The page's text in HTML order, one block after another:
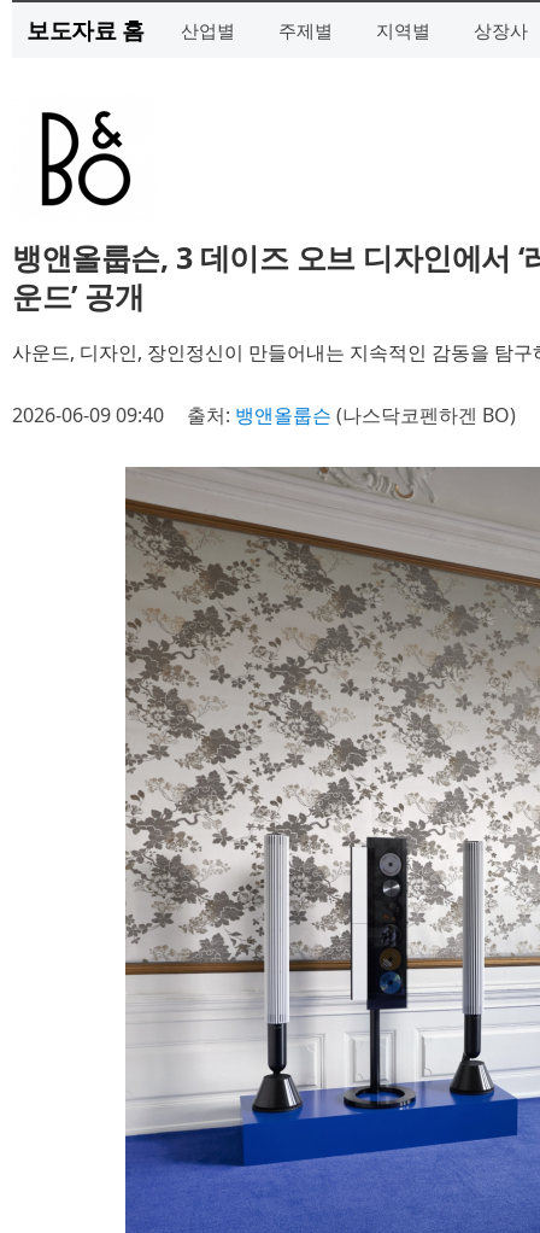
보도자료 홈 산업별 주제별 지역별 상장사
뱅앤올룹슨, 3 데이즈 오브 디자인에서
운드’ 공개
사운드, 디자인, 장인정신이 만들어내는 지속적인 감동을 탐
2026-06-09 09:40 출처: 뱅앤올룹슨 (나스닥코펜하겐 BO)